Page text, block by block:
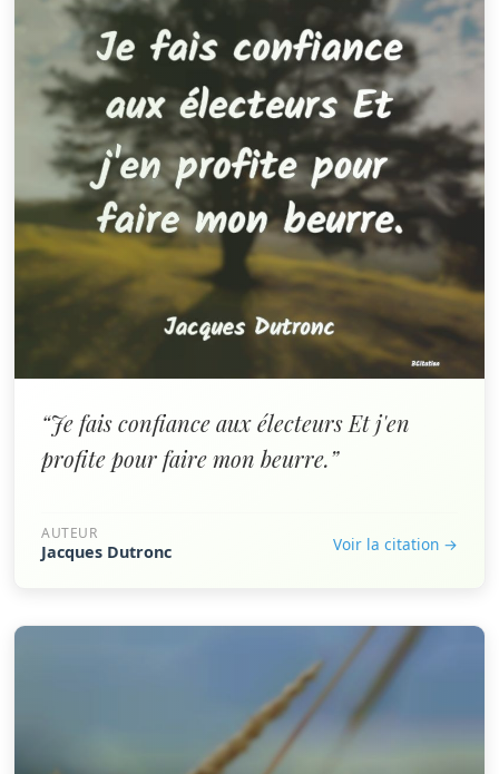
“Je fais confiance aux électeurs Et j'en
profite pour faire mon beurre.”
AUTEUR
Jacques Dutronc Voir la citation →